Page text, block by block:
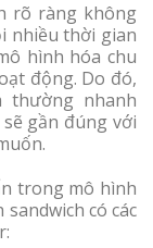
rõ ràng không
nhiều thời gian
hình hóa chu
động. Do đó,
thường nhanh
gần đúng với
trong mô hình
có các